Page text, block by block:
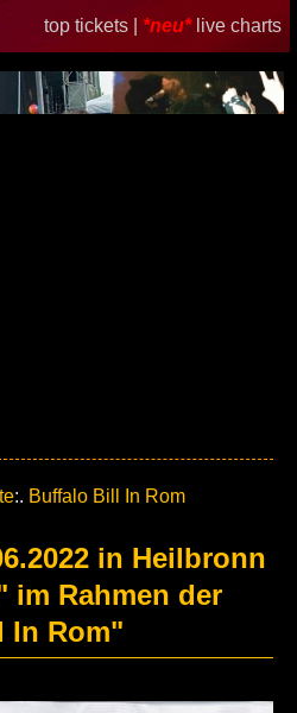
top tickets | *neu* live charts
:. Buffalo Bill In Rom
in Heilbronn
im Rahmen der
In Rom"